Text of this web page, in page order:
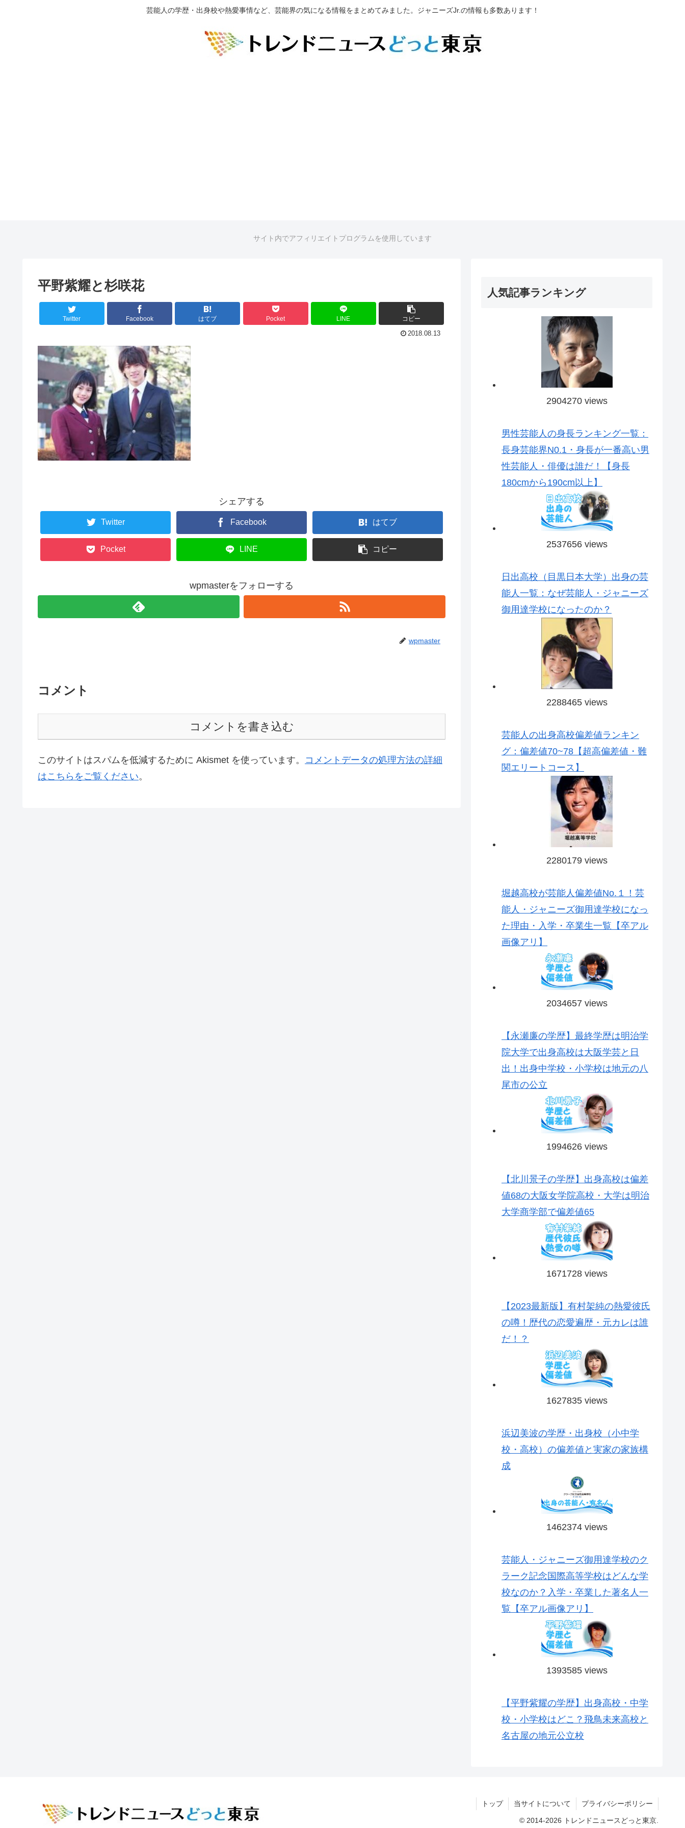
芸能人の学歴・出身校や熱愛事情など、芸能界の気になる情報をまとめてみました。ジャニーズJr.の情報も多数あります！
サイト内でアフィリエイトプログラムを使用しています
平野紫耀と杉咲花
Twitter Facebook はてブ Pocket LINE コピー
2018.08.13
シェアする
Twitter Facebook はてブ
Pocket LINE コピー
wpmasterをフォローする
wpmaster
コメント
コメントを書き込む
このサイトはスパムを低減するために Akismet を使っています。 コメントデータの処理方法の詳細
はこちらをご覧ください。
人気記事ランキング
2904270 views
男性芸能人の身長ランキング一覧：
長身芸能界N0.1・身長が一番高い男
性芸能人・俳優は誰だ！【身長
180cmから190cm以上】
2537656 views
日出高校（目黒日本大学）出身の芸
能人一覧：なぜ芸能人・ジャニーズ
御用達学校になったのか？
2288465 views
芸能人の出身高校偏差値ランキン
グ：偏差値70~78【超高偏差値・難
関エリートコース】
2280179 views
堀越高校が芸能人偏差値No.１！芸
能人・ジャニーズ御用達学校になっ
た理由・入学・卒業生一覧【卒アル
画像アリ】
2034657 views
【永瀬廉の学歴】最終学歴は明治学
院大学で出身高校は大阪学芸と日
出！出身中学校・小学校は地元の八
尾市の公立
1994626 views
【北川景子の学歴】出身高校は偏差
値68の大阪女学院高校・大学は明治
大学商学部で偏差値65
1671728 views
【2023最新版】有村架純の熱愛彼氏
の噂！歴代の恋愛遍歴・元カレは誰
だ！？
1627835 views
浜辺美波の学歴・出身校（小中学
校・高校）の偏差値と実家の家族構
成
1462374 views
芸能人・ジャニーズ御用達学校のク
ラーク記念国際高等学校はどんな学
校なのか？入学・卒業した著名人一
覧【卒アル画像アリ】
1393585 views
【平野紫耀の学歴】出身高校・中学
校・小学校はどこ？飛鳥未来高校と
名古屋の地元公立校
トップ 当サイトについて プライバシーポリシー
© 2014-2026 トレンドニュースどっと東京.